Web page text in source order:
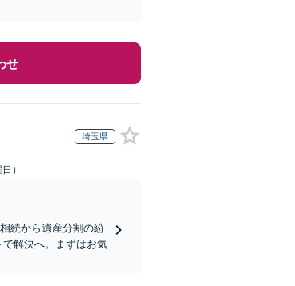
せ
埼玉県
）
続から遺産分割の紛
解決へ。まずはお気